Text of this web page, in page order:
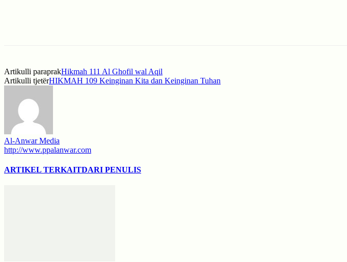
Artikulli paraprakHikmah 111 Al Ghofil wal Aqil
Artikulli tjetërHIKMAH 109 Keinginan Kita dan Keinginan Tuhan
Al-Anwar Media
http://www.ppalanwar.com
ARTIKEL TERKAITDARI PENULIS